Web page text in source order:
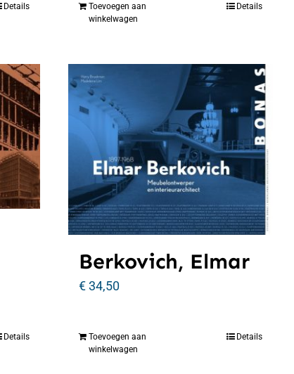
Details
Toevoegen aan
winkelwagen
Details
Details
Berkovich, Elmar
€34,50
Toevoegen aan
winkelwagen
Details